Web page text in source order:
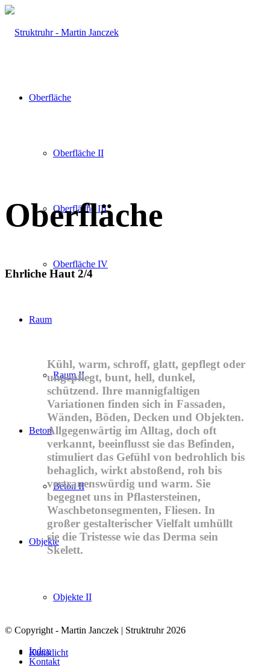
Oberfläche
Oberfläche II
Oberfläche III
Oberfläche IV
Raum
Raum II
Beton
Beton II
Objekte
Objekte II
Kunstlicht
Oberfläche
Ehrliche Haut 2/4
Kühl, warm, schroff, glatt, gepflegt oder
ungepflegt, bunt, hell, dunkel,
schützend. Ihre mannigfaltigen
Variationen finden sich in Fassaden,
Wänden, Böden, Decken und Objekten.
Allgegenwärtig im Alltag, doch oft
verkannt, beeinflusst sie das Befinden,
stimuliert das Gefühl von bedrohlich bis
behaglich, wirkt abstoßend, roh bis
vertrauenswürdig und warm. Sie
begegnet uns in Pflastersteinen,
Waschbetonsegmenten, Fliesen. In
großer gestalterischer Vielfalt umhüllt
sie die Tristesse wie das Derma sein
Skelett.
© Copyright - Martin Janczek | Struktruhr 2026
Index
Kontakt